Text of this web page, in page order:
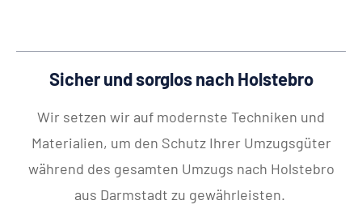
Sicher und sorglos nach Holstebro
Wir setzen wir auf modernste Techniken und
Materialien, um den Schutz Ihrer Umzugsgüter
während des gesamten Umzugs nach Holstebro
aus Darmstadt zu gewährleisten.